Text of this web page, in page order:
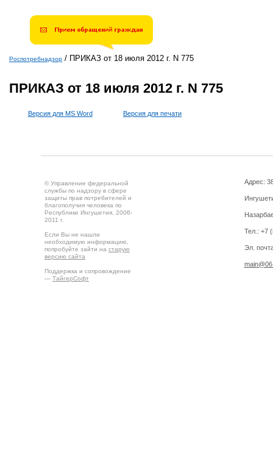
Роспотребнадзор / ПРИКАЗ от 18 июля 2012 г. N 775
ПРИКАЗ от 18 июля 2012 г. N 775
Версия для MS Word Версия для печати
© Управление федеральной
службы по надзору в сфере
защиты прав потребителей и
благополучия человека по
Республике Ингушетия, 2006-
2011 г.
Если Вы не нашли
необходимую информацию,
попробуйте зайти на старую
версию сайта
Поддержка и сопровождение
— ТайгерСофт
Адрес:
Тел.: +7
Эл.